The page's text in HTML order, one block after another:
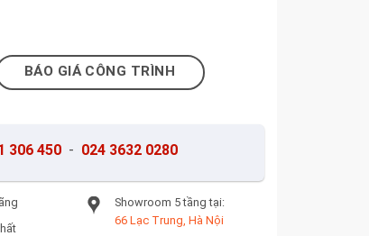
BÁO GIÁ CÔNG TRÌNH
306 450 - 024 3632 0280
Showroom 5 tầng tại:
66 Lạc Trung, Hà Nội